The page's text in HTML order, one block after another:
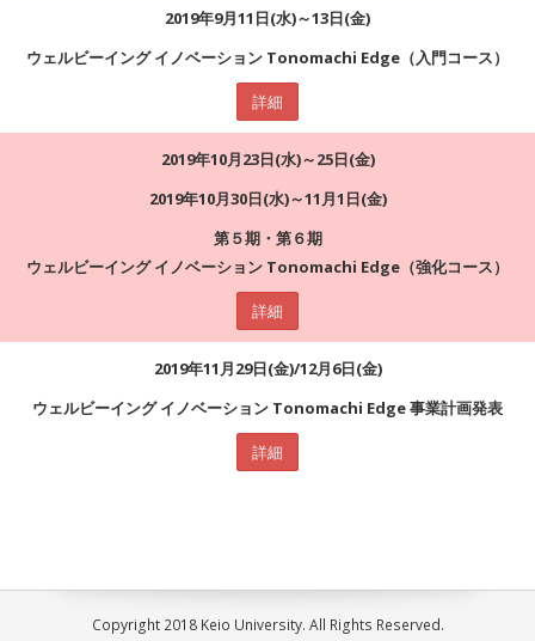
2019年9月11日(水)～13日(金)
ウェルビーイング イノベーション Tonomachi Edge（入門コース）
詳細
2019年10月23日(水)～25日(金)
2019年10月30日(水)～11月1日(金)
第５期・第６期
ウェルビーイング イノベーション Tonomachi Edge（強化コース）
詳細
2019年11月29日(金)/12月6日(金)
ウェルビーイング イノベーション Tonomachi Edge 事業計画発表
詳細
Copyright 2018 Keio University. All Rights Reserved.